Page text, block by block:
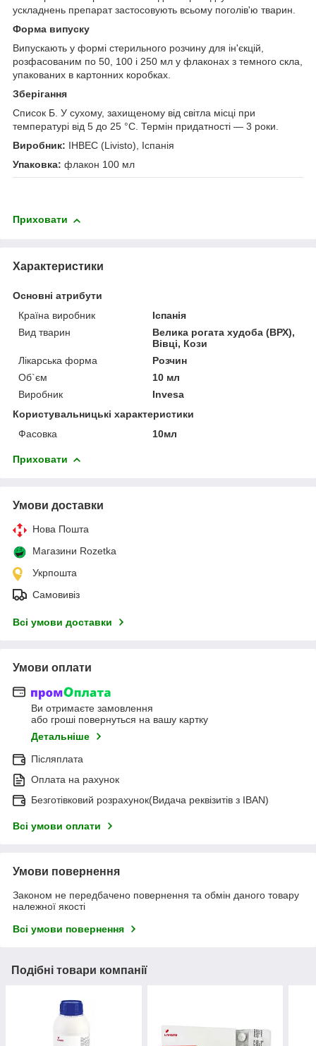
ускладнень препарат застосовують всьому поголів'ю тварин.
Форма випуску
Випускають у формі стерильного розчину для ін'єкцій,
розфасованим по 50, 100 і 250 мл у флаконах з темного скла,
упакованих в картонних коробках.
Зберігання
Список Б. У сухому, захищеному від світла місці при
температурі від 5 до 25 °С. Термін придатності — 3 роки.
Виробник: ІНВЕС (Livisto), Іспанія
Упаковка: флакон 100 мл
Приховати
Характеристики
Основні атрибути
Країна виробник
Іспанія
Вид тварин
Велика рогата худоба (ВРХ),
Вівці, Кози
Лікарська форма
Розчин
Об`єм
10 мл
Виробник
Invesa
Користувальницькі характеристики
Фасовка
10мл
Приховати
Умови доставки
Нова Пошта
Магазини Rozetka
Укрпошта
Самовивіз
Всі умови доставки
Умови оплати
Ви отримаєте замовлення
або гроші повернуться на вашу картку
Детальніше
Післяплата
Оплата на рахунок
Безготівковий розрахунок(Видача реквізитів з IBAN)
Всі умови оплати
Умови повернення
Законом не передбачено повернення та обмін даного товару
належної якості
Всі умови повернення
Подібні товари компанії